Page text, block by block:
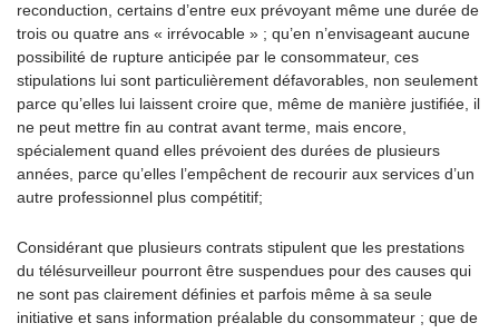
reconduction, certains d’entre eux prévoyant même une durée de
trois ou quatre ans « irrévocable » ; qu’en n’envisageant aucune
possibilité de rupture anticipée par le consommateur, ces
stipulations lui sont particulièrement défavorables, non seulement
parce qu’elles lui laissent croire que, même de manière justifiée, il
ne peut mettre fin au contrat avant terme, mais encore,
spécialement quand elles prévoient des durées de plusieurs
années, parce qu’elles l’empêchent de recourir aux services d’un
autre professionnel plus compétitif;
Considérant que plusieurs contrats stipulent que les prestations
du télésurveilleur pourront être suspendues pour des causes qui
ne sont pas clairement définies et parfois même à sa seule
initiative et sans information préalable du consommateur ; que de